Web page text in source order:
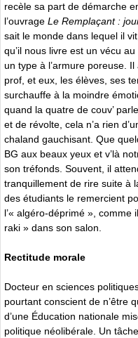
recèle sa part de démarche
l’ouvrage Le Remplaçant :
sait le monde dans lequel il
qu’il nous livre est un vécu
un type à l’armure poreuse.
prof, et eux, les élèves, ses
surchauffe à la moindre
quand la quatre de couv’
et de révolte, cela n’a rien
chaland gauchisant. Que
BG aux beaux yeux et v’là
son tréfonds. Souvent, il
tranquillement de rire suite à
des étudiants le remercient
l’« algéro-déprimé »,
raki » dans son salon.
Rectitude morale
Docteur en sciences
pourtant conscient de n’être
d’une Éducation nationale
politique néolibérale. Un